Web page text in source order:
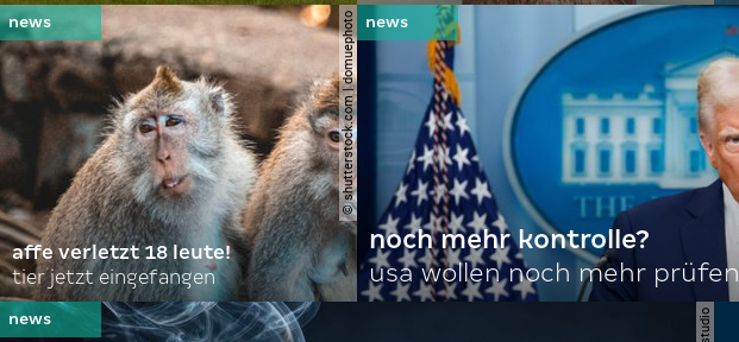
© shutterstock.com | domuephoto
affe verletzt 18 leute!
tier jetzt eingefangen
noch mehr kontrolle?
usa wollen noch mehr prüfen